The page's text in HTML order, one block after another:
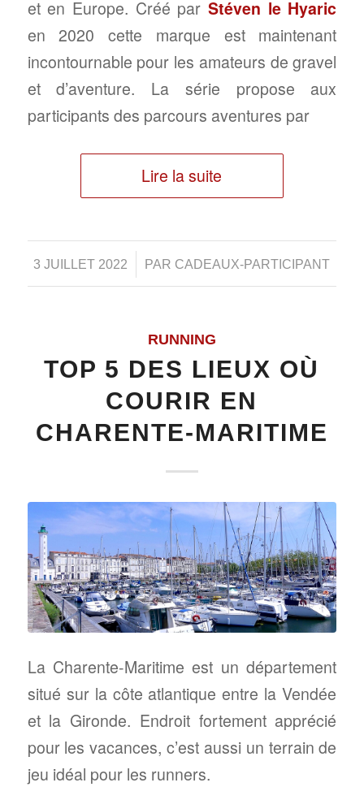
et en Europe. Créé parStéven le Hyaric
en 2020 cette marque est maintenant
incontournable pour les amateurs de gravel
et d’aventure. La série propose aux
participants des parcours aventures par
Lire la suite
3 JUILLET 2022
/ PAR CADEAUX-PARTICIPANT
RUNNING
TOP 5 DES LIEUX OÙ
COURIR EN
CHARENTE-MARITIME
La Charente-Maritime est un département
situé sur la côte atlantique entre la Vendée
et la Gironde. Endroit fortement apprécié
pour les vacances, c’est aussi un terrain de
jeu idéal pour les runners.